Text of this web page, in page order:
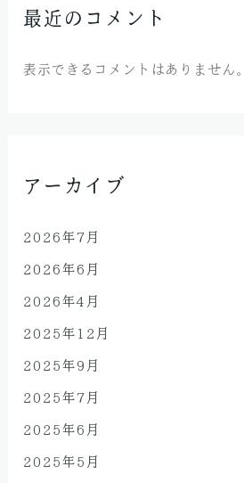
最近のコメント
表示できるコメントはありません。
アーカイブ
2026年7月
2026年6月
2026年4月
2025年12月
2025年9月
2025年7月
2025年6月
2025年5月